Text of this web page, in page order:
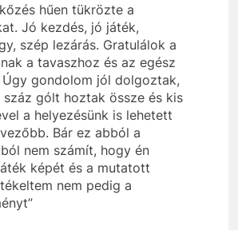
hűen tükrözte a
Jó kezdés, jó játék,
szép lezárás. Gratulálok a
a tavaszhoz és az egész
Úgy gondolom jól dolgoztak,
gólt hoztak össze és kis
a helyezésünk is lehetett
Bár ez abból a
nem számít, hogy én
képét és a mutatott
nem pedig a